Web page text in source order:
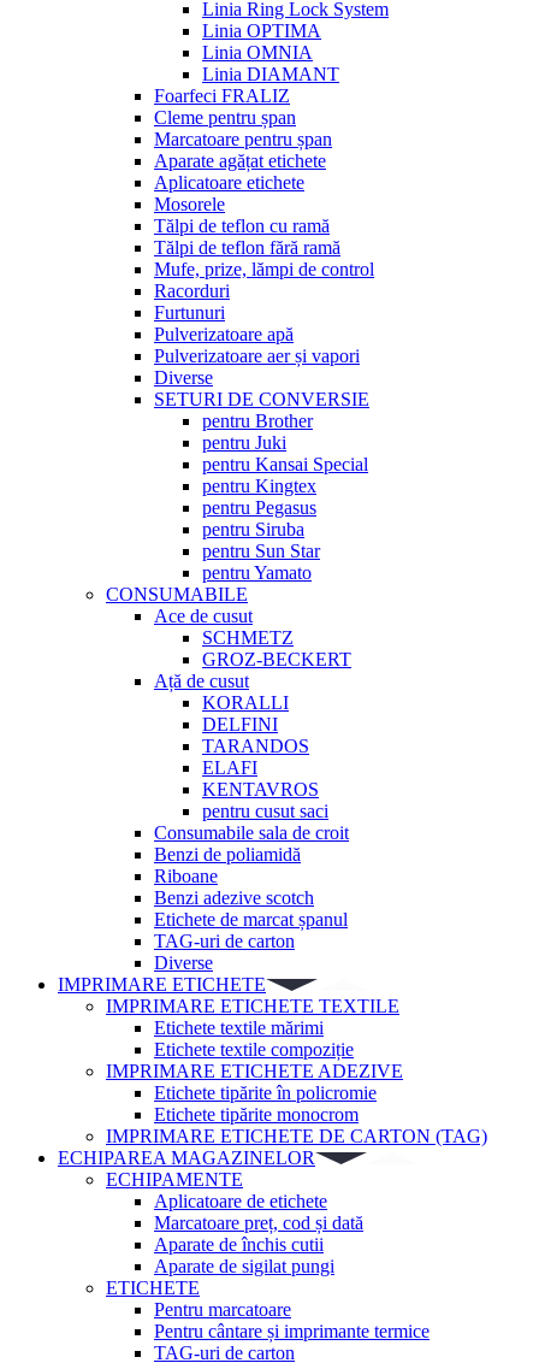
Linia Ring Lock System
Linia OPTIMA
Linia OMNIA
Linia DIAMANT
Foarfeci FRALIZ
Cleme pentru șpan
Marcatoare pentru șpan
Aparate agățat etichete
Aplicatoare etichete
Mosorele
Tălpi de teflon cu ramă
Tălpi de teflon fără ramă
Mufe, prize, lămpi de control
Racorduri
Furtunuri
Pulverizatoare apă
Pulverizatoare aer și vapori
Diverse
SETURI DE CONVERSIE
pentru Brother
pentru Juki
pentru Kansai Special
pentru Kingtex
pentru Pegasus
pentru Siruba
pentru Sun Star
pentru Yamato
CONSUMABILE
Ace de cusut
SCHMETZ
GROZ-BECKERT
Ață de cusut
KORALLI
DELFINI
TARANDOS
ELAFI
KENTAVROS
pentru cusut saci
Consumabile sala de croit
Benzi de poliamidă
Riboane
Benzi adezive scotch
Etichete de marcat șpanul
TAG-uri de carton
Diverse
IMPRIMARE ETICHETE
IMPRIMARE ETICHETE TEXTILE
Etichete textile mărimi
Etichete textile compoziție
IMPRIMARE ETICHETE ADEZIVE
Etichete tipărite în policromie
Etichete tipărite monocrom
IMPRIMARE ETICHETE DE CARTON (TAG)
ECHIPAREA MAGAZINELOR
ECHIPAMENTE
Aplicatoare de etichete
Marcatoare preț, cod și dată
Aparate de închis cutii
Aparate de sigilat pungi
ETICHETE
Pentru marcatoare
Pentru cântare și imprimante termice
TAG-uri de carton